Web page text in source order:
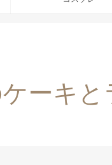
ーキと